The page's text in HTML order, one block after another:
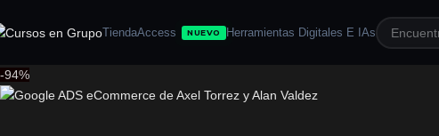
TiendaAccess NUEVO Herramientas Digitales E IAs
-94%